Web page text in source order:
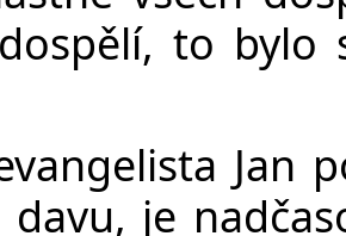
to bylo
Jan
davu, je